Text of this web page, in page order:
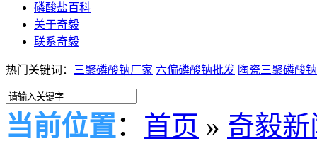
磷酸盐百科
关于奇毅
联系奇毅
热门关键词： 三聚磷酸钠厂家 六偏磷酸钠批发 陶瓷三聚磷酸钠
当前位置： 首页 » 奇毅